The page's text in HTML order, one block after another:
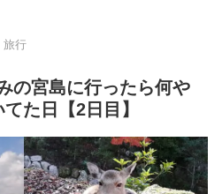
旅行
の宮島に行ったら何や
た日【2日目】